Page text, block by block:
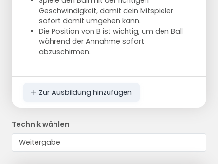
Geschwindigkeit, damit dein Mitspieler
sofort damit umgehen kann.
Die Position von B ist wichtig, um den Ball
während der Annahme sofort
abzuschirmen.
Zur Ausbildung hinzufügen
Technik wählen